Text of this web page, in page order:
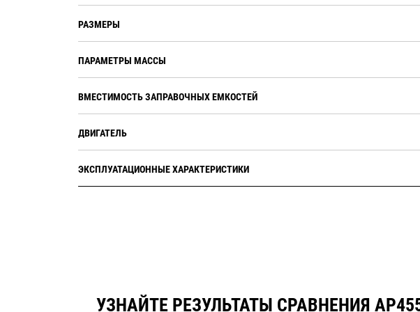
РАЗМЕРЫ
ПАРАМЕТРЫ МАССЫ
ВМЕСТИМОСТЬ ЗАПРАВОЧНЫХ ЕМКОСТЕЙ
ДВИГАТЕЛЬ
ЭКСПЛУАТАЦИОННЫЕ ХАРАКТЕРИСТИКИ
УЗНАЙТЕ РЕЗУЛЬТАТЫ СРАВНЕНИЯ